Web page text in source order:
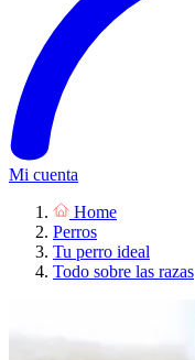
Mi cuenta
Home
Perros
Tu perro ideal
Todo sobre las razas